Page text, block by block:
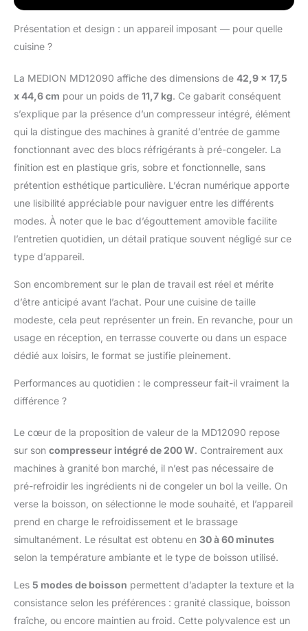
préférences grâce au
contrôle de la dureté –
réalisez des boissons
glacées
rafraîchissantes en
seulement 30 à 60
refroidissement
efficace par
compresseur – parfait
pour les envies
UTILISATION
INTUITIVE : symboles
ouverture de
remplissage et
commande facile pour
une préparation simple.
NETTOYAGE FACILE :
fonction
pratique, bac
un nettoyage rapide et
hygiénique.
Présentation et design : un appareil imposant — pour quelle
cuisine ?
La MEDION MD12090 affiche des dimensions de 42,9 x 17,5
x 44,6 cm pour un poids de 11,7 kg. Ce gabarit conséquent
s’explique par la présence d’un compresseur intégré, élément
qui la distingue des machines à granité d’entrée de gamme
fonctionnant avec des blocs réfrigérants à pré-congeler. La
finition est en plastique gris, sobre et fonctionnelle, sans
prétention esthétique particulière. L’écran numérique apporte
une lisibilité appréciable pour naviguer entre les différents
modes. À noter que le bac d’égouttement amovible facilite
l’entretien quotidien, un détail pratique souvent négligé sur ce
type d’appareil.
Son encombrement sur le plan de travail est réel et mérite
d’être anticipé avant l’achat. Pour une cuisine de taille
modeste, cela peut représenter un frein. En revanche, pour un
usage en réception, en terrasse couverte ou dans un espace
dédié aux loisirs, le format se justifie pleinement.
Performances au quotidien : le compresseur fait-il vraiment la
différence ?
Le cœur de la proposition de valeur de la MD12090 repose
sur son compresseur intégré de 200 W. Contrairement aux
machines à granité bon marché, il n’est pas nécessaire de
pré-refroidir les ingrédients ni de congeler un bol la veille. On
verse la boisson, on sélectionne le mode souhaité, et l’appareil
prend en charge le refroidissement et le brassage
simultanément. Le résultat est obtenu en 30 à 60 minutes
selon la température ambiante et le type de boisson utilisé.
Les 5 modes de boisson permettent d’adapter la texture et la
consistance selon les préférences : granité classique, boisson
fraîche, ou encore maintien au froid. Cette polyvalence est un